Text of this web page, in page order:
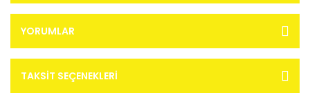
YORUMLAR
TAKSIT SEÇENEKLERI